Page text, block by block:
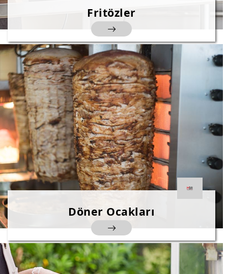
Fritözler
Döner Ocakları